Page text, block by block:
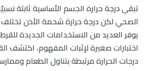
تبقى درجة حرارة الجسم الأساسية ثابتة
الصحي لكن درجة حرارة شحمة الأذن
يوفر العديد من الاستخدامات الجديدة
اختبارات صغيرة لإثبات المفهوم، اكتشف
درجات الحرارة مرتبطة بتناول الطعام